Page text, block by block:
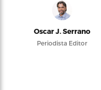
Oscar J. Serrano
Periodista Editor